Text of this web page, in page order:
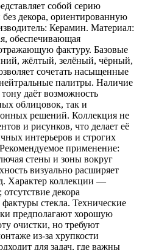
собой серию
декора, ориентированную
Керамин. Материал:
обеспечивающая
фактуру. Базовые
жёлтый, зелёный, чёрный,
сочетать насыщенные
палитры. Наличие
даёт возможность
облицовок, так и
решений. Коллекция не
и рисунков, что делает её
интерьеров и строгих
применение:
стены и зоны вокруг
визуально расширяет
Характер коллекции —
декора
стекла. Технические
предполагают хорошую
очистки, но требуют
из‑за хрупкости
для задач, где важны